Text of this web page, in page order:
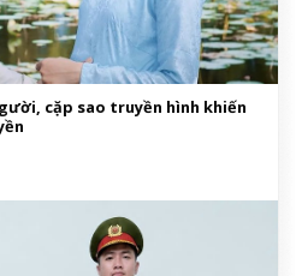
cặp sao truyền hình khiến